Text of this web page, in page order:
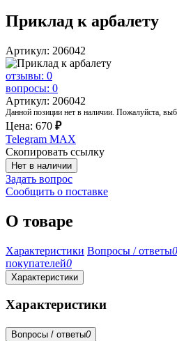
Приклад к арбалету
Артикул: 206042
отзывы: 0
вопросы: 0
Артикул: 206042
Данной позиции нет в наличии. Пожалуйста,
Цена: 670 ₽
Telegram MAX
Скопировать ссылку
Нет в наличии
Задать вопрос
Сообщить о поставке
О товаре
Характеристики Вопросы / ответы0
покупателей0
Характеристики
Характеристики
Вопросы / ответы0